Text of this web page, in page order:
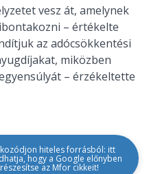
vesz át, amelynek
– értékelte
az adócsökkentési
miközben
– érzékeltette
hiteles forrásból: itt
hogy a Google előnyben
részesítse az Mfor cikkeit!